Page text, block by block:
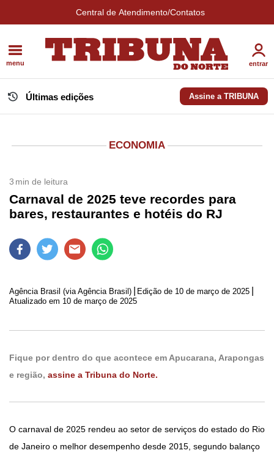
Central de Atendimento/Contatos
menu entrar
Últimas edições Assine a TRIBUNA
ECONOMIA
3 min de leitura
Carnaval de 2025 teve recordes para
bares, restaurantes e hotéis do RJ
Agência Brasil (via Agência Brasil) Edição de 10 de março de 2025
Atualizado em 10 de março de 2025
Fique por dentro do que acontece em Apucarana, Arapongas
e região, assine a Tribuna do Norte.
O carnaval de 2025 rendeu ao setor de serviços do estado do Rio
de Janeiro o melhor desempenho desde 2015, segundo balanço